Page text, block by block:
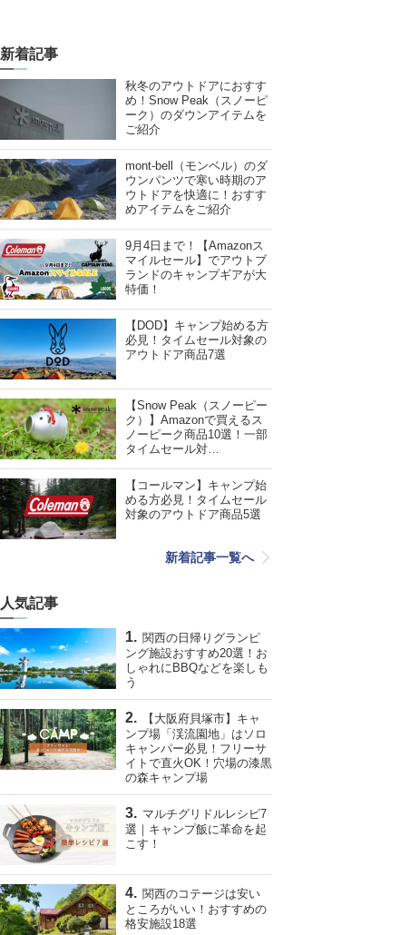
新着記事
秋冬のアウトドアにおすす
め！Snow Peak（スノーピ
ーク）のダウンアイテムを
ご紹介
mont-bell（モンベル）のダ
ウンパンツで寒い時期のア
ウトドアを快適に！おすす
めアイテムをご紹介
9月4日まで！【Amazonス
マイルセール】でアウトブ
ランドのキャンプギアが大
特価！
【DOD】キャンプ始める方
必見！タイムセール対象の
アウトドア商品7選
【Snow Peak（スノーピー
ク）】Amazonで買えるス
ノーピーク商品10選！一部
タイムセール対…
【コールマン】キャンプ始
める方必見！タイムセール
対象のアウトドア商品5選
新着記事一覧へ
人気記事
関西の日帰りグランピ
ング施設おすすめ20選！お
しゃれにBBQなどを楽しも
う
【大阪府貝塚市】キャ
ンプ場「渓流園地」はソロ
キャンパー必見！フリーサ
イトで直火OK！穴場の漆黒
の森キャンプ場
マルチグリドルレシピ7
選｜キャンプ飯に革命を起
こす！
関西のコテージは安い
ところがいい！おすすめの
格安施設18選